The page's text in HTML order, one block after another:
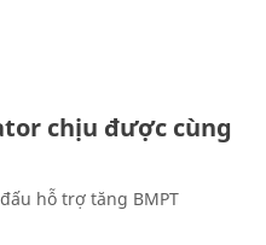
chịu được cùng
hỗ trợ tăng BMPT